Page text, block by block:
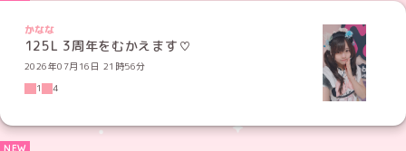
かなな
125L 3周年をむかえます♡
2026年07月16日 21時56分
1
4